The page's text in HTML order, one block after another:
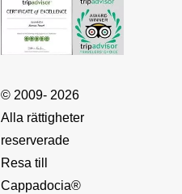
© 2009- 2026
Alla rättigheter
reserverade
Resa till
Cappadocia®